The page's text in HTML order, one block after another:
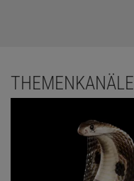
THEMENKANÄLE